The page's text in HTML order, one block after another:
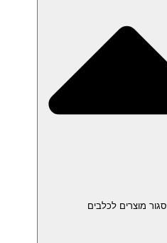
סגור מוצרים לכלבים